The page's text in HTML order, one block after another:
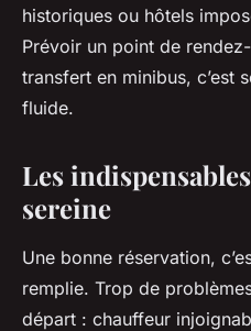
historiques ou hôtels
Prévoir un point de
transfert en minibus, c’est
fluide.
Les
sereine
Une bonne réservation,
remplie. Trop de
départ : chauffeur